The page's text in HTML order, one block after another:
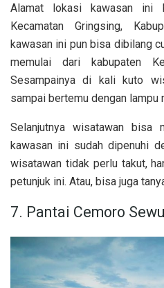
Alamat lokasi kawasan ini
Kecamatan Gringsing,
kawasan ini pun bisa dibilang
memulai dari kabupaten
Sesampainya di kali kuto
sampai bertemu dengan lampu
Selanjutnya wisatawan bisa
kawasan ini sudah dipenuhi
wisatawan tidak perlu takut,
petunjuk ini. Atau, bisa juga
7. Pantai Cemoro Sewu